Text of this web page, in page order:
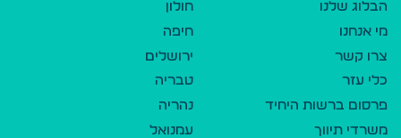
הבלוג שלנו
מי אנחנו
צרו קשר
כלי עזר
פרסום ברשות היחיד
משרדי תיווך
חולון
חיפה
ירושלים
טבריה
נהריה
עמנואל